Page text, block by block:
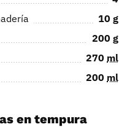
10 g
200 g
270 ml
200 ml
en tempura